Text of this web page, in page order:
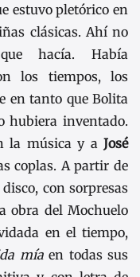
estuvo pletórico en
clásicas. Ahí no
hacía. Había
los tiempos, los
en tanto que Bolita
hubiera inventado.
la música y aJosé
coplas. A partir de
con sorpresas
obra del Mochuelo
en el tiempo,
míaen todas sus